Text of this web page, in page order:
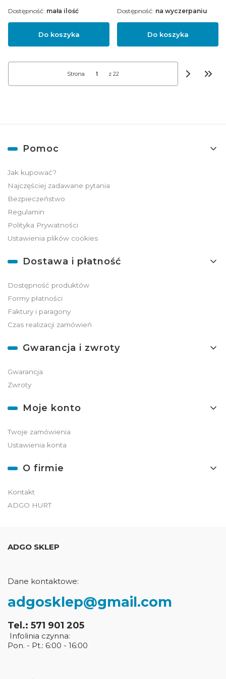
Do koszyka
Dostępność: mała ilość
Do koszyka
Dostępność: na wyczerpaniu
Strona z 22
Linki w stopce
Pomoc
Jak kupować?
Najczęściej zadawane pytania
Bezpieczeństwo
Regulamin
Polityka Prywatności
Ustawienia plików cookies
Dostawa i płatność
Dostępność produktów
Formy płatności
Faktury i paragony
Czas realizacji zamówień
Gwarancja i zwroty
Gwarancja
Zwroty
Moje konto
Twoje zamówienia
Ustawienia konta
O firmie
Kontakt
ADGO HURT
ADGO SKLEP
Dane kontaktowe:
adgosklep@gmail.com
Tel.: 571 901 205
Infolinia czynna:
Pon. - Pt.: 6:00 - 16:00